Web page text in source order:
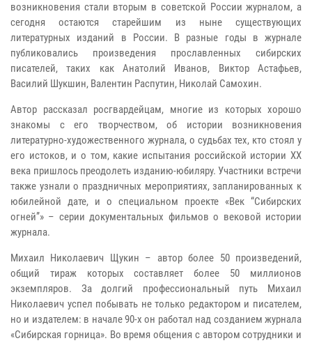
возникновения стали вторым в советской России журналом, а
сегодня остаются старейшим из ныне существующих
литературных изданий в России. В разные годы в журнале
публиковались произведения прославленных сибирских
писателей, таких как Анатолий Иванов, Виктор Астафьев,
Василий Шукшин, Валентин Распутин, Николай Самохин.
Автор рассказал росгвардейцам, многие из которых хорошо
знакомы с его творчеством, об истории возникновения
литературно-художественного журнала, о судьбах тех, кто стоял у
его истоков, и о том, какие испытания российской истории XX
века пришлось преодолеть изданию-юбиляру. Участники встречи
также узнали о праздничных мероприятиях, запланированных к
юбилейной дате, и о специальном проекте «Век “Сибирских
огней”» – серии документальных фильмов о вековой истории
журнала.
Михаил Николаевич Щукин – автор более 50 произведений,
общий тираж которых составляет более 50 миллионов
экземпляров. За долгий профессиональный путь Михаил
Николаевич успел побывать не только редактором и писателем,
но и издателем: в начале 90-х он работал над созданием журнала
«Сибирская горница». Во время общения с автором сотрудники и